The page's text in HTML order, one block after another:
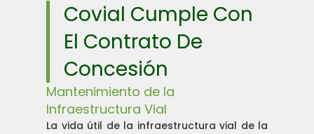
Covial Cumple Con
El Contrato De
Concesión
Mantenimiento de la
Infraestructura Vial
La vida útil de la infraestructura vial de la